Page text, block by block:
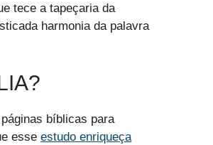
tece a tapeçaria da
harmonia da palavra
bíblicas para
esse estudo enriqueça